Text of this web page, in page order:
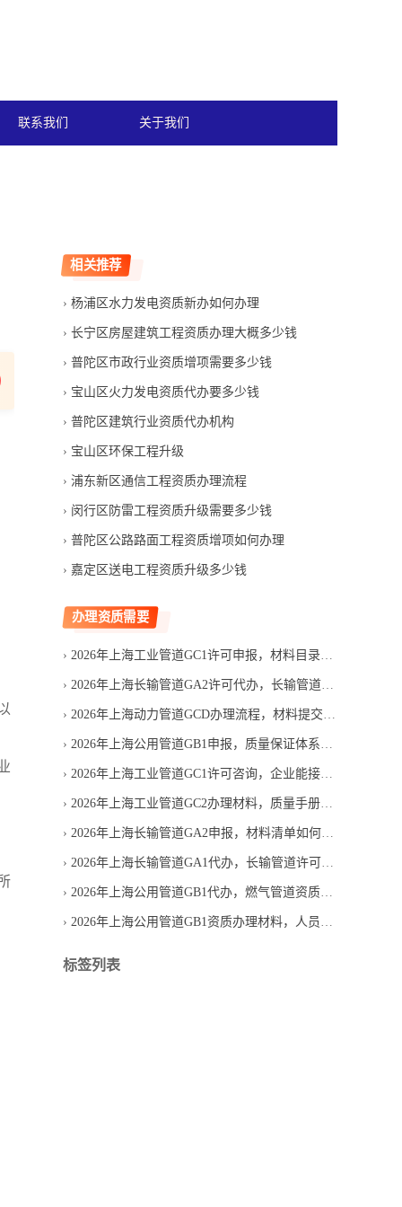
联系我们 关于我们
相关推荐
杨浦区水力发电资质新办如何办理
长宁区房屋建筑工程资质办理大概多少钱
普陀区市政行业资质增项需要多少钱
宝山区火力发电资质代办要多少钱
普陀区建筑行业资质代办机构
宝山区环保工程升级
浦东新区通信工程资质办理流程
闵行区防雷工程资质升级需要多少钱
普陀区公路路面工程资质增项如何办理
嘉定区送电工程资质升级多少钱
办理资质需要
2026年上海工业管道GC1许可申报，材料目录应如何逐项核对
2026年上海长输管道GA2许可代办，长输管道服务机构哪家靠谱
2026年上海动力管道GCD办理流程，材料提交后如何推进
2026年上海公用管道GB1申报，质量保证体系如何搭建
2026年上海工业管道GC1许可咨询，企业能接哪些工艺管道工程
2026年上海工业管道GC2办理材料，质量手册怎么准备
2026年上海长输管道GA2申报，材料清单如何避免漏项
2026年上海长输管道GA1代办，长输管道许可服务怎么选
2026年上海公用管道GB1代办，燃气管道资质新办找机构要问什么
2026年上海公用管道GB1资质办理材料，人员证书如何匹配
标签列表